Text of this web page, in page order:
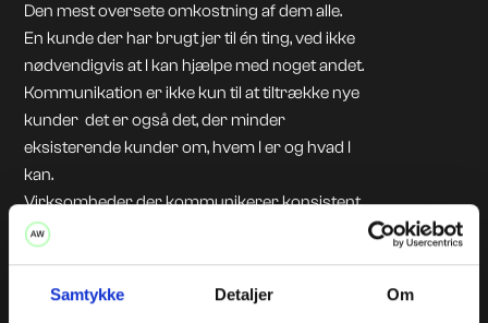
Samtykke Detaljer Om
Den mest oversete omkostning af dem alle.
En kunde der har brugt jer til én ting, ved ikke
nødvendigvis at I kan hjælpe med noget andet.
Kommunikation er ikke kun til at tiltrække nye
kunder det er også det, der minder
eksisterende kunder om, hvem I er og hvad I
kan.
Virksomheder der kommunikerer konsistent,
sælger mere til dem de allerede kender.